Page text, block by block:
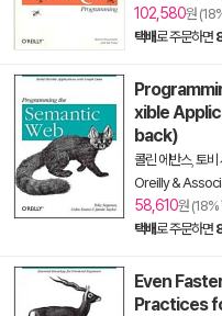
102,580원
택배로 주문하면
xible
back)
콜린 에반스, 토비
Oreilly &
58,610원
택배로 주문하면
Even
Practices